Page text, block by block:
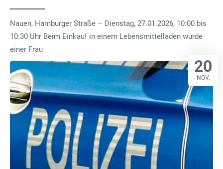
Nauen, Hamburger Straße – Dienstag, 27.01.2026, 10:00 bis
10:30 Uhr Beim Einkauf in einem Lebensmittelladen wurde
einer Frau
20
NOV.